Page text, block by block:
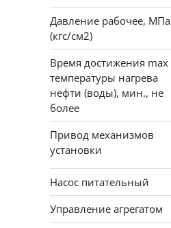
Давление рабочее, МПа
(кгс/см2)
Время достижения max
температуры нагрева
нефти (воды), мин., не
более
Привод механизмов
установки
Насос питательный
Управление агрегатом